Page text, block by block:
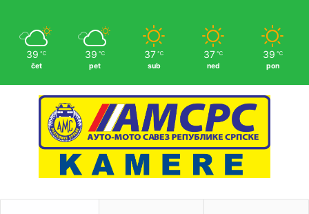
39 ℃
čet
39 ℃
pet
37 ℃
sub
37 ℃
ned
39 ℃
pon